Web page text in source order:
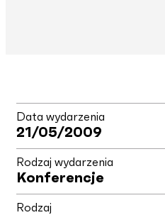
Data wydarzenia
21/05/2009
Rodzaj wydarzenia
Konferencje
Rodzaj